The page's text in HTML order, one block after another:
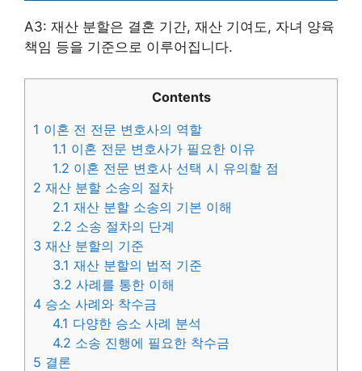
A3: 재산 분할은 결혼 기간, 재산 기여도, 자녀 양육
책임 등을 기준으로 이루어집니다.
Contents
1 이혼 전 전문 변호사의 역할
1.1 이혼 전문 변호사가 필요한 이유
1.2 이혼 전문 변호사 선택 시 유의할 점
2 재산 분할 소송의 절차
2.1 재산 분할 소송의 기본 이해
2.2 소송 절차의 단계
3 재산 분할의 기준
3.1 재산 분할의 법적 기준
3.2 사례를 통한 이해
4 승소 사례와 착수금
4.1 다양한 승소 사례 분석
4.2 소송 진행에 필요한 착수금
5 결론